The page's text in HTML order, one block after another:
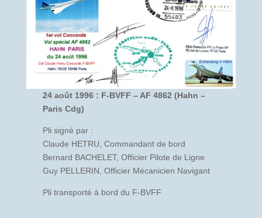
24 août 1996 : F-BVFF – AF 4862 (Hahn –
Paris Cdg)
Pli signé par :
Claude HETRU, Commandant de bord
Bernard BACHELET, Officier Pilote de Ligne
Guy PELLERIN, Officier Mécanicien Navigant
Pli transporté à bord du F-BVFF